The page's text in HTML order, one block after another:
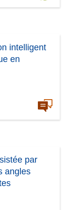
intelligent
en
par
angles